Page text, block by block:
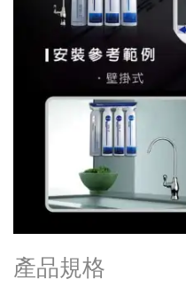
產品規格